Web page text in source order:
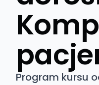
Program kursu